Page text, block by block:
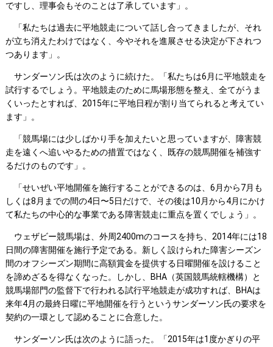
ですし、理事会もそのことは了承しています」。
「私たちは過去に平地競走について話し合ってきましたが、それ
が立ち消えたわけではなく、今やそれを進展させる決定が下されつ
つあります」。
サンダーソン氏は次のように続けた。「私たちは6月に平地競走を
試行するでしょう。平地競走のために馬場形態を整え、全てがうま
くいったとすれば、2015年に平地日程が割り当てられると考えてい
ます」。
「競馬場には少しばかり手を加えたいと思っていますが、障害競
走を遠くへ追いやるための措置ではなく、既存の競馬開催を補強す
るだけのものです」。
「せいぜい平地開催を施行することができるのは、6月から7月も
しくは8月までの間の4日〜5日だけで、その後は10月から4月にかけ
て私たちの中心的な事業である障害競走に重点を置くでしょう」。
ウェザビー競馬場は、外周2400mのコースを持ち、2014年には18
日間の障害開催を施行予定である。新しく設けられた障害シーズン
間のオフシーズン期間に高額賞金を提供する日曜開催を設けること
を諦めざるを得なくなった。しかし、BHA（英国競馬統轄機構）と
競馬場部門の監督下で行われる試行平地競走が成功すれば、BHAは
来年4月の最終日曜に平地開催を行うというサンダーソン氏の要求を
契約の一環として認めることに合意した。
サンダーソン氏は次のように語った。「2015年は1度かぎりの平